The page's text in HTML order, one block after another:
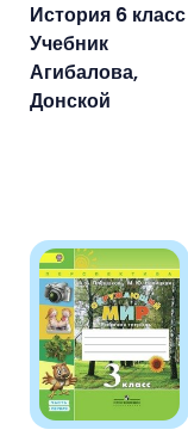
История 6 класс
Учебник
Агибалова,
Донской